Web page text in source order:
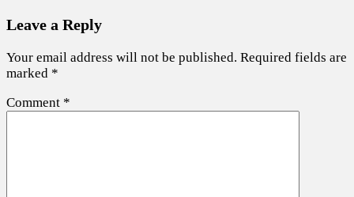
Leave a Reply
Your email address will not be published. Required fields are
marked *
Comment *